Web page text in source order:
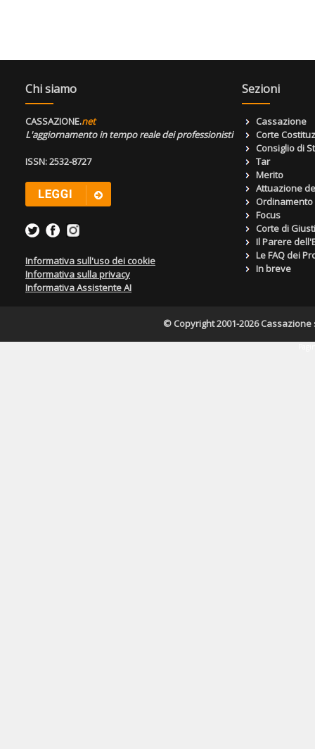
Chi siamo
CASSAZIONE.net
L'aggiornamento in tempo reale dei professionisti
ISSN: 2532-8727
Informativa sull'uso dei cookie
Informativa sulla privacy
Informativa Assistente AI
Sezioni
Cassazione
Corte
Consiglio di
Tar
Merito
Attuazione
Focus
Corte di
Il Parere
Le FAQ dei
In breve
© Copyright 2001-2026 Cassazione